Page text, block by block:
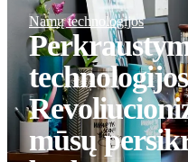
Namų technologijos
mūsų